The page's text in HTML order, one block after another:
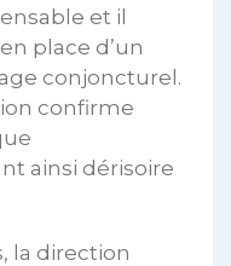
et il
place d’un
conjoncturel.
confirme
ainsi dérisoire
la direction